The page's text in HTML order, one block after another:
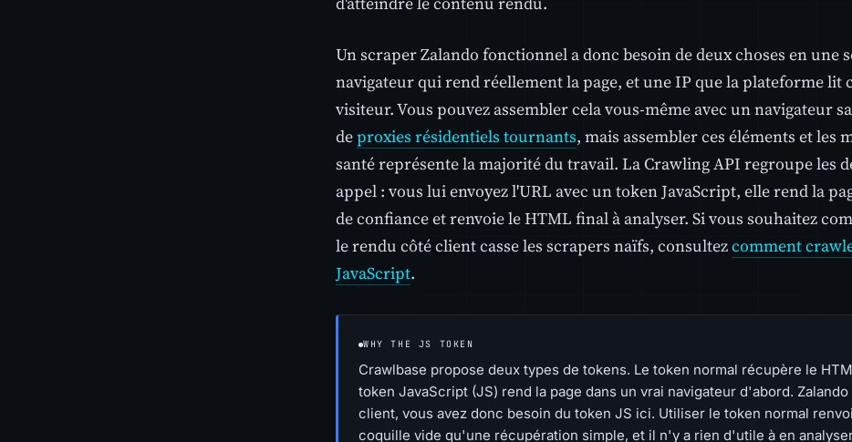
Un scraper Zalando fonctionnel a donc besoin de deux choses en une
navigateur qui rend réellement la page, et une IP que la plateforme lit
visiteur. Vous pouvez assembler cela vous-même avec un navigateur
deproxies résidentiels tournants, mais assembler ces éléments et les
santé représente la majorité du travail. La Crawling API regroupe les
appel : vous lui envoyez l'URL avec un token JavaScript, elle rend la
de confiance et renvoie le HTML final à analyser. Si vous souhaitez
le rendu côté client casse les scrapers naïfs, consultezcomment
JavaScript.
WHY THE JS TOKEN
Crawlbase propose deux types de tokens. Le token normal récupère le
token JavaScript (JS) rend la page dans un vrai navigateur d'abord.
client, vous avez donc besoin du token JS ici. Utiliser le token normal
coquille vide qu'une récupération simple, et il n'y a rien d'utile à en